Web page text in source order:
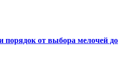
порядок от выбора мелочей до